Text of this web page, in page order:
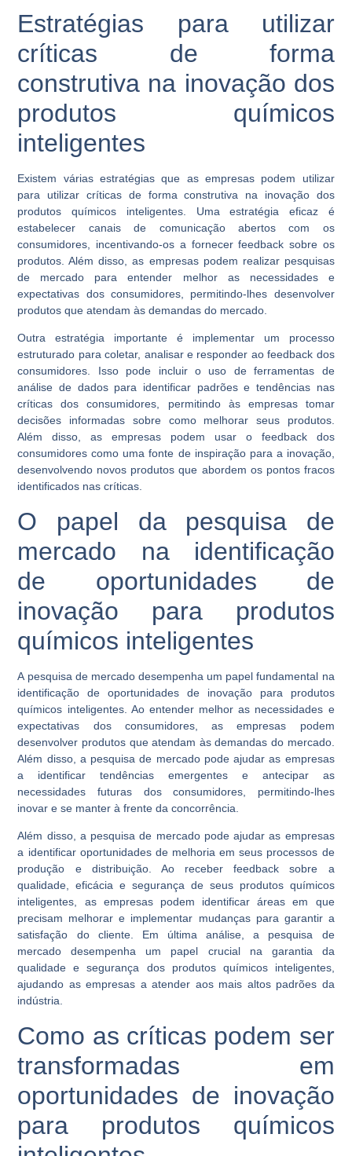
Estratégias para utilizar
críticas de forma
construtiva na inovação dos
produtos químicos
inteligentes
Existem várias estratégias que as empresas podem utilizar
para utilizar críticas de forma construtiva na inovação dos
produtos químicos inteligentes. Uma estratégia eficaz é
estabelecer canais de comunicação abertos com os
consumidores, incentivando-os a fornecer feedback sobre os
produtos. Além disso, as empresas podem realizar pesquisas
de mercado para entender melhor as necessidades e
expectativas dos consumidores, permitindo-lhes desenvolver
produtos que atendam às demandas do mercado.
Outra estratégia importante é implementar um processo
estruturado para coletar, analisar e responder ao feedback dos
consumidores. Isso pode incluir o uso de ferramentas de
análise de dados para identificar padrões e tendências nas
críticas dos consumidores, permitindo às empresas tomar
decisões informadas sobre como melhorar seus produtos.
Além disso, as empresas podem usar o feedback dos
consumidores como uma fonte de inspiração para a inovação,
desenvolvendo novos produtos que abordem os pontos fracos
identificados nas críticas.
O papel da pesquisa de
mercado na identificação
de oportunidades de
inovação para produtos
químicos inteligentes
A pesquisa de mercado desempenha um papel fundamental na
identificação de oportunidades de inovação para produtos
químicos inteligentes. Ao entender melhor as necessidades e
expectativas dos consumidores, as empresas podem
desenvolver produtos que atendam às demandas do mercado.
Além disso, a pesquisa de mercado pode ajudar as empresas
a identificar tendências emergentes e antecipar as
necessidades futuras dos consumidores, permitindo-lhes
inovar e se manter à frente da concorrência.
Além disso, a pesquisa de mercado pode ajudar as empresas
a identificar oportunidades de melhoria em seus processos de
produção e distribuição. Ao receber feedback sobre a
qualidade, eficácia e segurança de seus produtos químicos
inteligentes, as empresas podem identificar áreas em que
precisam melhorar e implementar mudanças para garantir a
satisfação do cliente. Em última análise, a pesquisa de
mercado desempenha um papel crucial na garantia da
qualidade e segurança dos produtos químicos inteligentes,
ajudando as empresas a atender aos mais altos padrões da
indústria.
Como as críticas podem ser
transformadas em
oportunidades de inovação
para produtos químicos